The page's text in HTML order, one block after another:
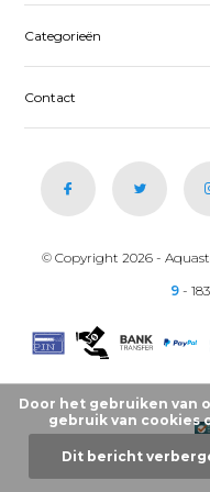
Categorieën
Contact
© Copyright 2026 -
9 -
Door het gebruiken van
gebruik van cookies
Dit bericht